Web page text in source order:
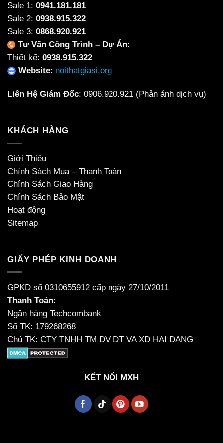
Sale 1: 0941.181.181
Sale 2: 0938.915.322
Sale 3: 0868.920.921
Tư Vấn Công Trình – Dự Án:
Thiết kế: 0938.915.322
Website: noithatgiasi.org
Liên Hệ Giám Đốc: 0906.920.921 (Phản ánh dịch vụ)
KHÁCH HÀNG
Giới Thiệu
Chính Sách Mua – Thanh Toán
Chính Sách Giao Hàng
Chính Sách Bảo Mật
Hoạt động
Sitemap
GIẤY PHÉP KINH DOANH
GPKD số 0310655912 cấp ngày 27/10/2011
Thanh Toán:
Ngân hàng Techcombank
Số TK: 179268268
Chủ TK: CTY TNHH TM DV DT VA XD HAI DANG
KẾT NỐI MXH